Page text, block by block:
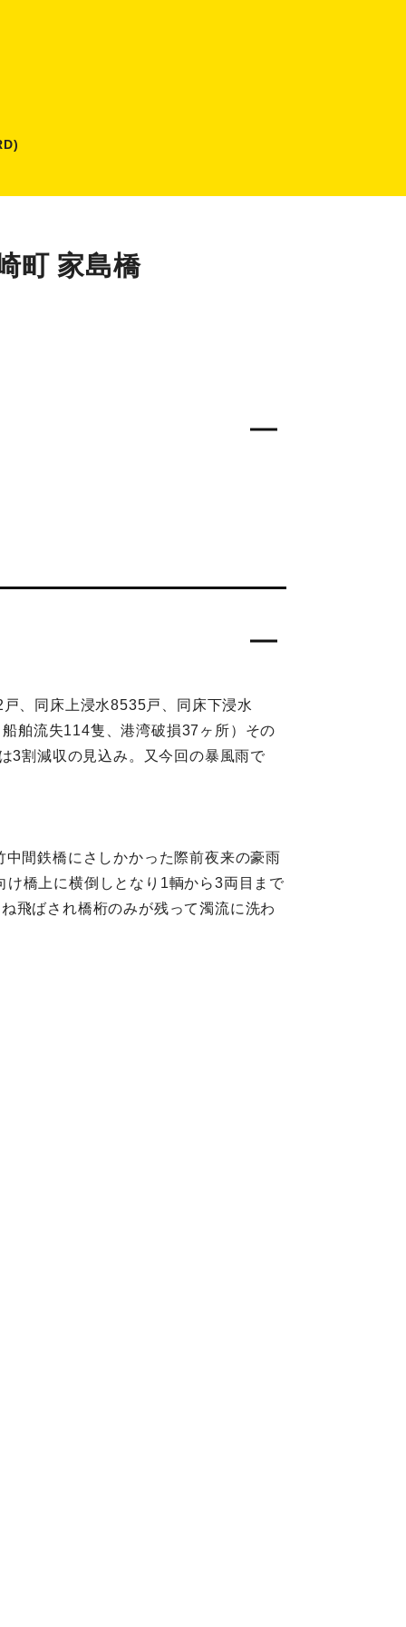
町 家島橋
、同床上浸水8535戸、同床下浸水
舶流失114隻、港湾破損37ヶ所）その
3割減収の見込み。又今回の暴風雨で
間鉄橋にさしかかった際前夜来の豪雨
橋上に横倒しとなり1輌から3両目まで
飛ばされ橋桁のみが残って濁流に洗わ